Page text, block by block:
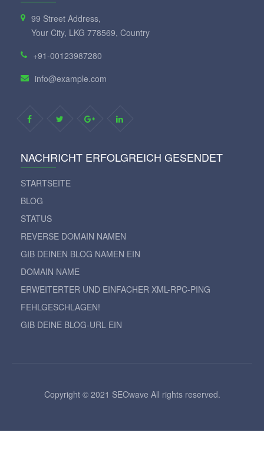
99 Street Address,
Your City, LKG 778569, Country
+91-00123987280
info@example.com
NACHRICHT ERFOLGREICH GESENDET
STARTSEITE
BLOG
STATUS
REVERSE DOMAIN NAMEN
GIB DEINEN BLOG NAMEN EIN
DOMAIN NAME
ERWEITERTER UND EINFACHER XML-RPC-PING
FEHLGESCHLAGEN!
GIB DEINE BLOG-URL EIN
Copyright © 2021 SEOwave All rights reserved.